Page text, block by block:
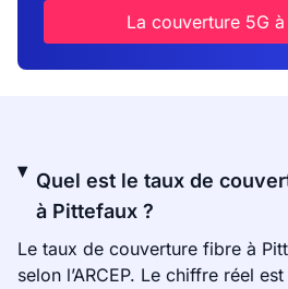
La couverture 5G
Quel est le taux de
à Pittefaux ?
Le taux de couverture fibre à
selon l’ARCEP. Le chiffre réel